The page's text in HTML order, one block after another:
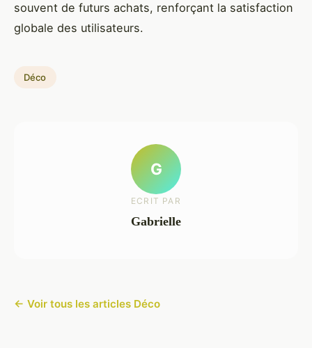
souvent de futurs achats, renforçant la satisfaction
globale des utilisateurs.
Déco
G
ECRIT PAR
Gabrielle
← Voir tous les articles Déco